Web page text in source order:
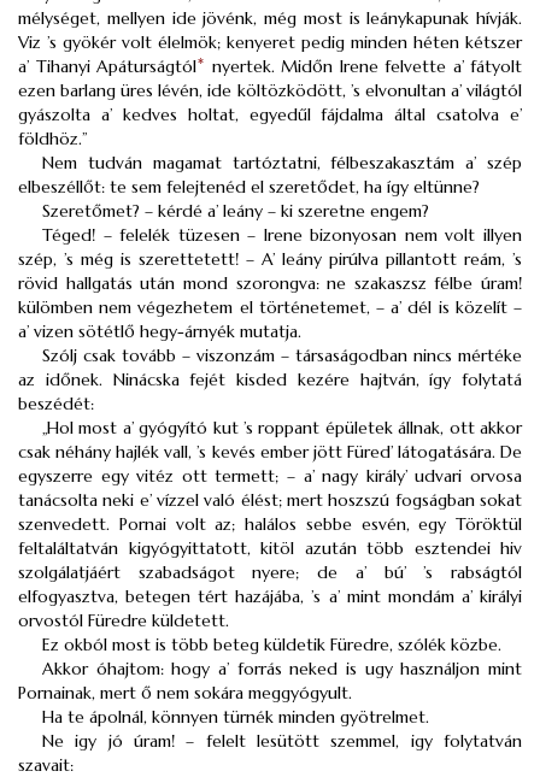
mélységet, mellyen ide jövénk, még most is leánykapunak hívják.
Viz ’s gyökér volt élelmök; kenyeret pedig minden héten kétszer
a’ Tihanyi Apáturságtól*
nyertek. Midőn Irene felvette a’ fátyolt
ezen barlang üres lévén, ide költözködött, ’s elvonultan a’ világtól
gyászolta a’ kedves holtat, egyedűl fájdalma által csatolva e’
földhöz.”
Nem tudván magamat tartóztatni, félbeszakasztám a’ szép
elbeszéllőt: te sem felejtenéd el szeretődet, ha így eltünne?
Szeretőmet? – kérdé a’ leány – ki szeretne engem?
Téged! – felelék tüzesen – Irene bizonyosan nem volt illyen
szép, ’s még is szerettetett! – A’ leány pirúlva pillantott reám, ’s
rövid hallgatás után mond szorongva: ne szakaszsz félbe úram!
külömben nem végezhetem el történetemet, – a’ dél is közelít –
a’ vizen sötétlő hegy-árnyék mutatja.
Szólj csak tovább – viszonzám – társaságodban nincs mértéke
az időnek. Ninácska fejét kisded kezére hajtván, így folytatá
beszédét:
„Hol most a’ gyógyító kut ’s roppant épületek állnak, ott akkor
csak néhány hajlék vall, ’s kevés ember jött Füred’ látogatására. De
egyszerre egy vitéz ott termett; – a’ nagy király’ udvari orvosa
tanácsolta neki e’ vízzel való élést; mert hoszszú fogságban sokat
szenvedett. Pornai volt az; halálos sebbe esvén, egy Töröktül
feltaláltatván kigyógyittatott, kitöl azután több esztendei hiv
szolgálatjáért szabadságot nyere; de a’ bú’ ’s rabságtól
elfogyasztva, betegen tért hazájába, ’s a’ mint mondám a’ királyi
orvostól Füredre küldetett.
Ez okból most is több beteg küldetik Füredre, szólék közbe.
Akkor óhajtom: hogy a’ forrás neked is ugy használjon mint
Pornainak, mert ő nem sokára meggyógyult.
Ha te ápolnál, könnyen türnék minden gyötrelmet.
Ne igy jó úram! – felelt lesütött szemmel, igy folytatván
szavait: